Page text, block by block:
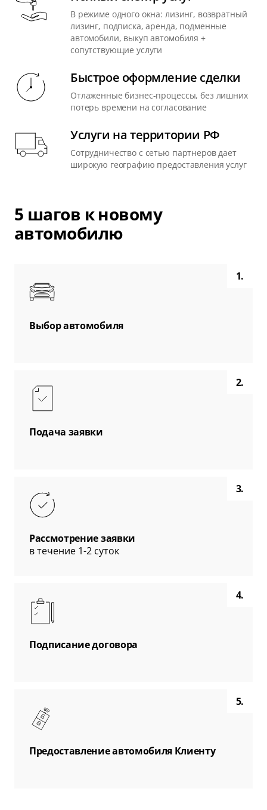
В режиме одного окна: лизинг, возвратный
лизинг, подписка, аренда, подменные
автомобили, выкуп автомобиля +
сопутствующие услуги
Быстрое оформление сделки
Отлаженные бизнес-процессы, без лишних
потерь времени на согласование
Услуги на территории РФ
Сотрудничество с сетью партнеров дает
широкую географию предоставления услуг
5 шагов к новому
автомобилю
1.
Выбор автомобиля
2.
Подача заявки
3.
Рассмотрение заявки
в течение 1-2 суток
4.
Подписание договора
5.
Предоставление автомобиля Клиенту